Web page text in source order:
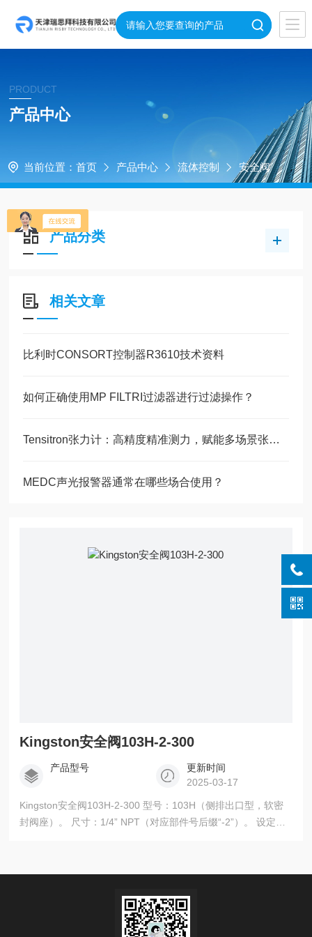
PRODUCT
产品中心
当前位置： 首页 产品中心 流体控制 安全阀
产品分类
相关文章
比利时CONSORT控制器R3610技术资料
如何正确使用MP FILTRI过滤器进行过滤操作？
Tensitron张力计：高精度精准测力，赋能多场景张力管控
MEDC声光报警器通常在哪些场合使用？
Kingston安全阀103H-2-300
产品型号
更新时间
2025-03-17
Kingston安全阀103H-2-300 型号：103H（侧排出口型，软密
封阀座）。 尺寸：1/4” NPT（对应部件号后缀“-2”）。 设定压
250°F 。